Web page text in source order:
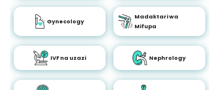
Gynecology
Madaktari wa
Mifupa
IVF na uzazi Nephrology